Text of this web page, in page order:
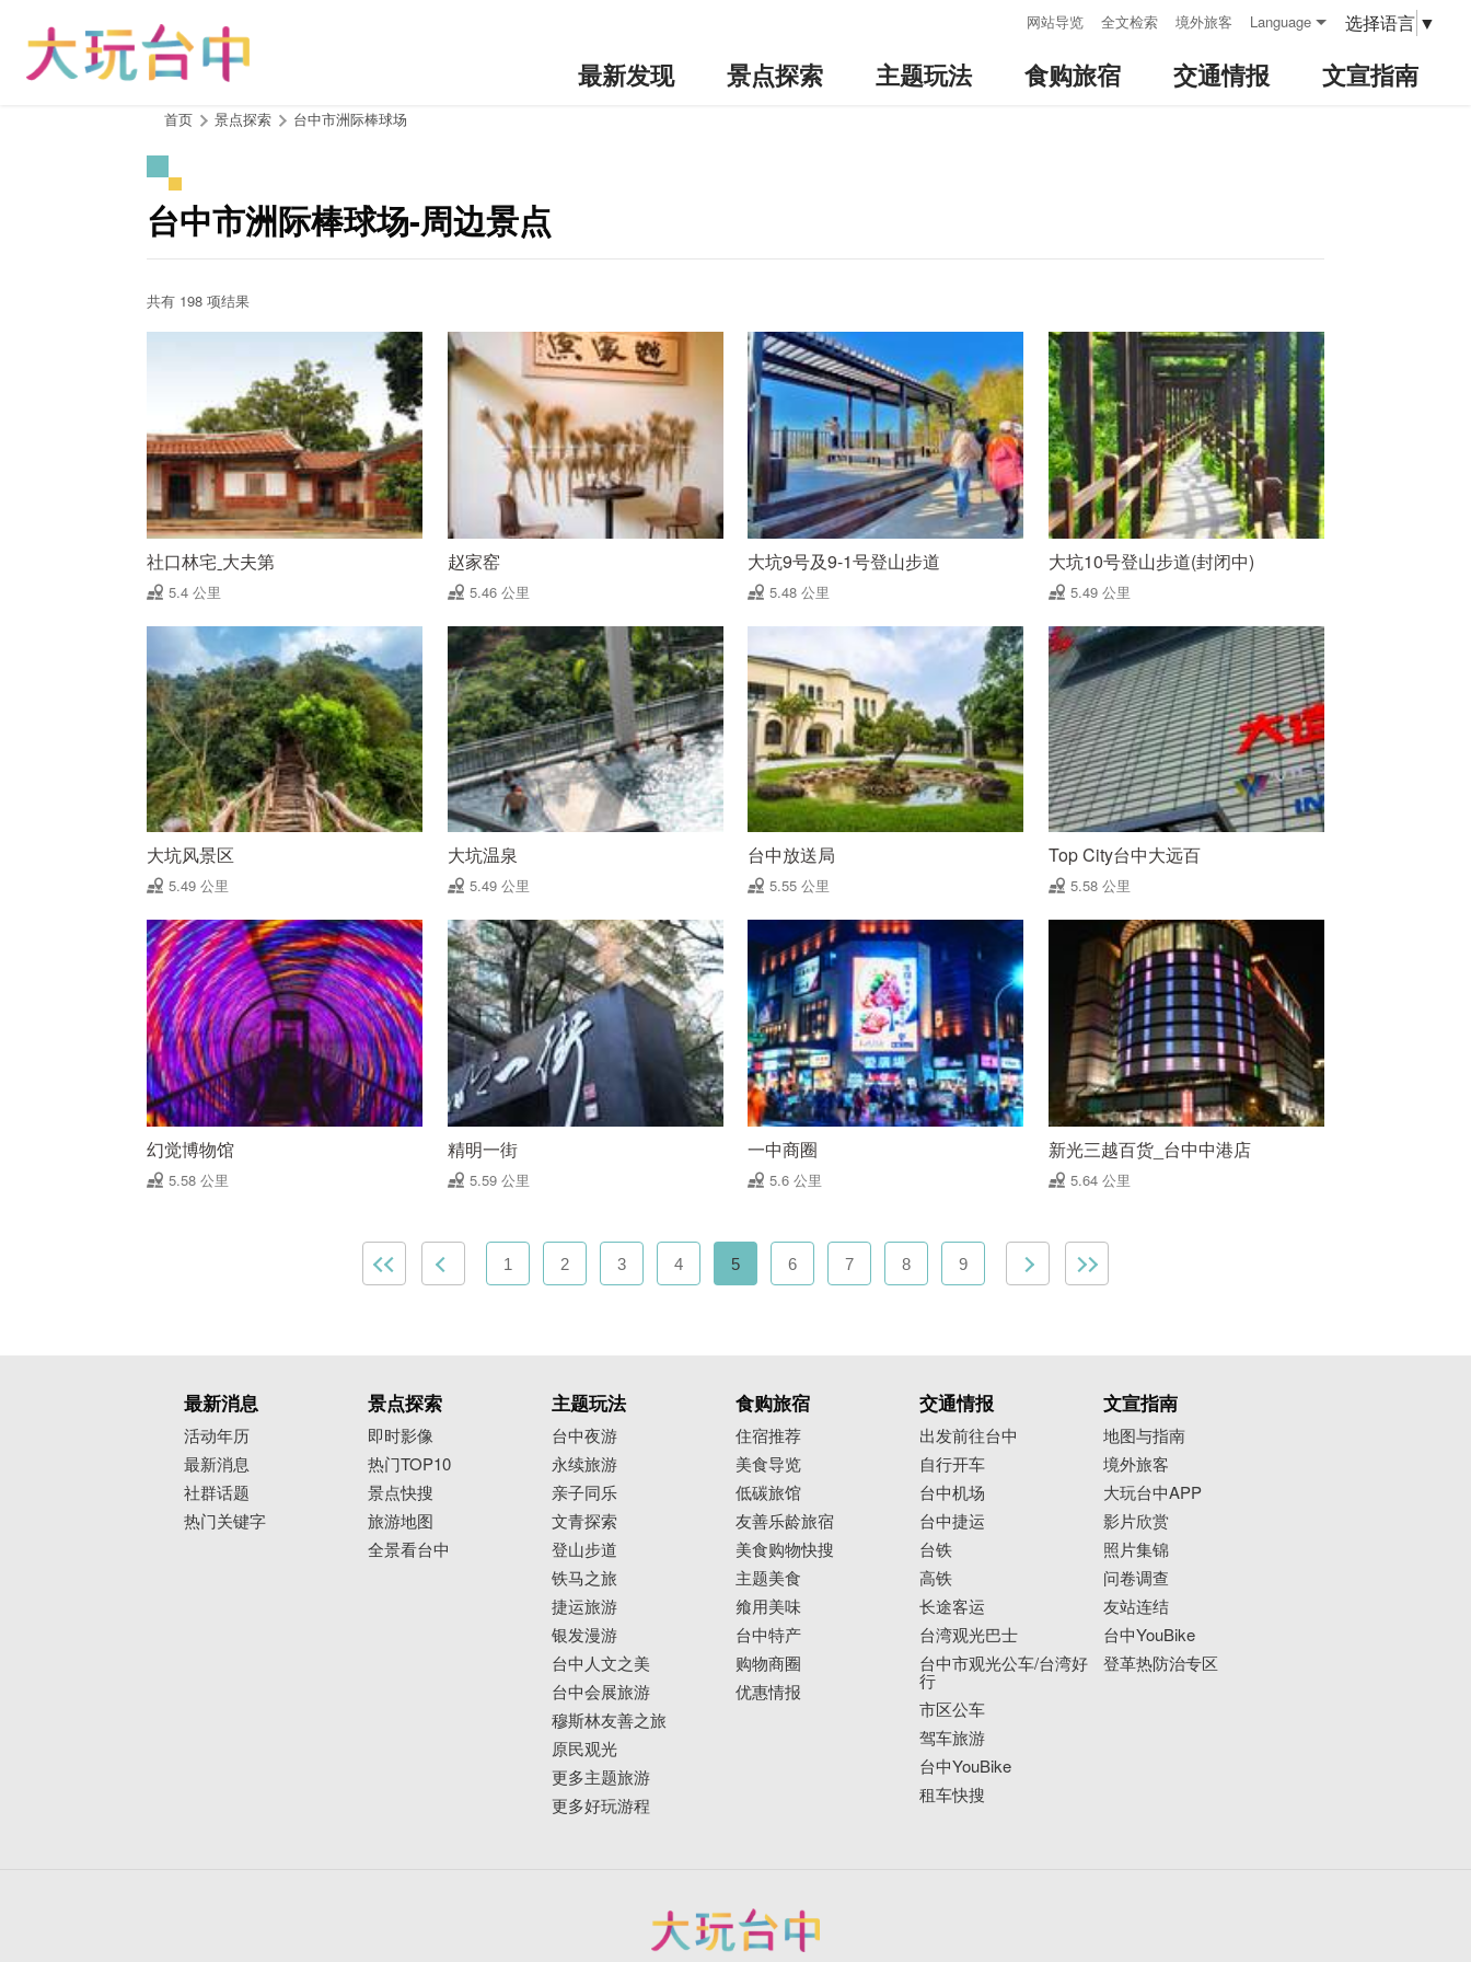
网站导览 全文检索 境外旅客 Language 选择语言 ▼
最新发现 景点探索 主题玩法 食购旅宿 交通情报 文宣指南
首页 景点探索 台中市洲际棒球场
台中市洲际棒球场-周边景点
共有 198 项结果
社口林宅ˍ大夫第
5.4 公里
赵家窑
5.46 公里
大坑9号及9-1号登山步道
5.48 公里
大坑10号登山步道(封闭中)
5.49 公里
大坑风景区
5.49 公里
大坑温泉
5.49 公里
台中放送局
5.55 公里
Top City台中大远百
5.58 公里
幻觉博物馆
5.58 公里
精明一街
5.59 公里
一中商圈
5.6 公里
新光三越百货_台中中港店
5.64 公里
1 2 3 4 5 6 7 8 9
最新消息
活动年历
最新消息
社群话题
热门关键字
景点探索
即时影像
热门TOP10
景点快搜
旅游地图
全景看台中
主题玩法
台中夜游
永续旅游
亲子同乐
文青探索
登山步道
铁马之旅
捷运旅游
银发漫游
台中人文之美
台中会展旅游
穆斯林友善之旅
原民观光
更多主题旅游
更多好玩游程
食购旅宿
住宿推荐
美食导览
低碳旅馆
友善乐龄旅宿
美食购物快搜
主题美食
飨用美味
台中特产
购物商圈
优惠情报
交通情报
出发前往台中
自行开车
台中机场
台中捷运
台铁
高铁
长途客运
台湾观光巴士
台中市观光公车/台湾好
行
市区公车
驾车旅游
台中YouBike
租车快搜
文宣指南
地图与指南
境外旅客
大玩台中APP
影片欣赏
照片集锦
问卷调查
友站连结
台中YouBike
登革热防治专区